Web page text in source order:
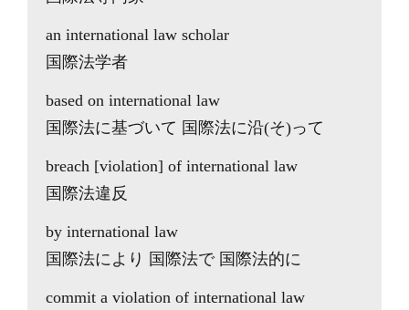
an international law scholar
国際法学者
based on international law
国際法に基づいて 国際法に沿(そ)って
breach [violation] of international law
国際法違反
by international law
国際法により 国際法で 国際法的に
commit a violation of international law